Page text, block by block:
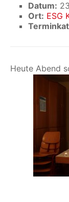
Datum:
Ort: ESG
Heute Abend